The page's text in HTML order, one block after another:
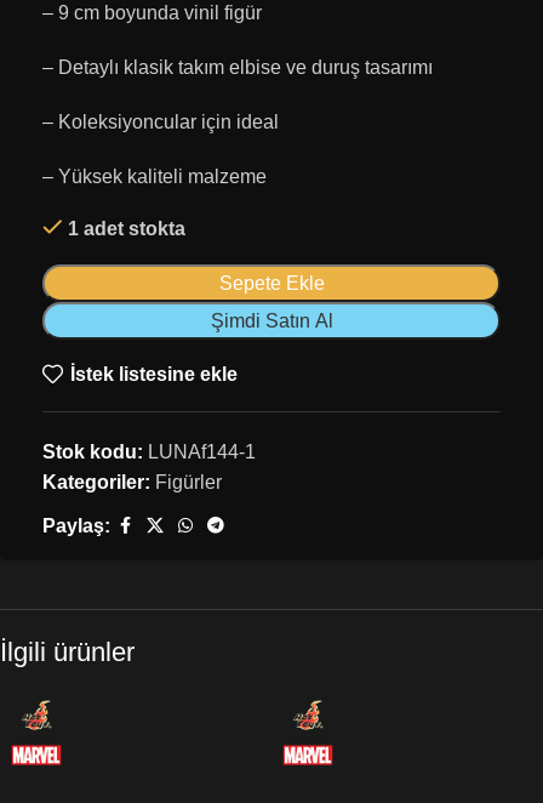
– 9 cm boyunda vinil figür
– Detaylı klasik takım elbise ve duruş tasarımı
– Koleksiyoncular için ideal
– Yüksek kaliteli malzeme
1 adet stokta
Sepete Ekle
Şimdi Satın Al
İstek listesine ekle
Stok kodu: LUNAf144-1
Kategoriler: Figürler
Paylaş:
İlgili ürünler